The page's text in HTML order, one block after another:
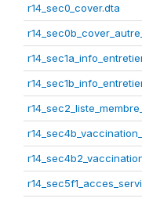
r14_sec0_cover.dta